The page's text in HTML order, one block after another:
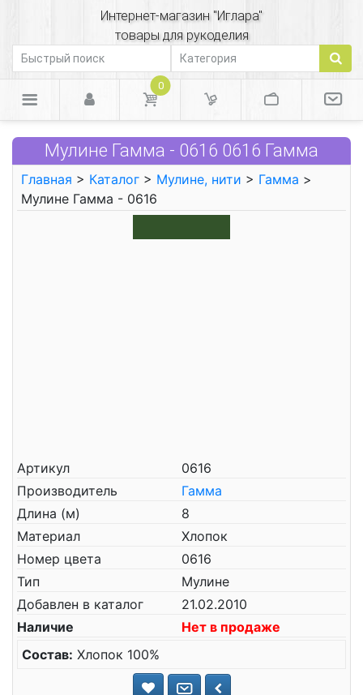
Интернет-магазин "Иглара"
товары для рукоделия
0
Мулине Гамма - 0616 0616 Гамма
Главная > Каталог > Мулине, нити > Гамма >
Мулине Гамма - 0616
Артикул
0616
Производитель
Гамма
Длина (м)
8
Материал
Хлопок
Номер цвета
0616
Тип
Мулине
Добавлен в каталог
21.02.2010
Наличие
Нет в продаже
Состав: Хлопок 100%